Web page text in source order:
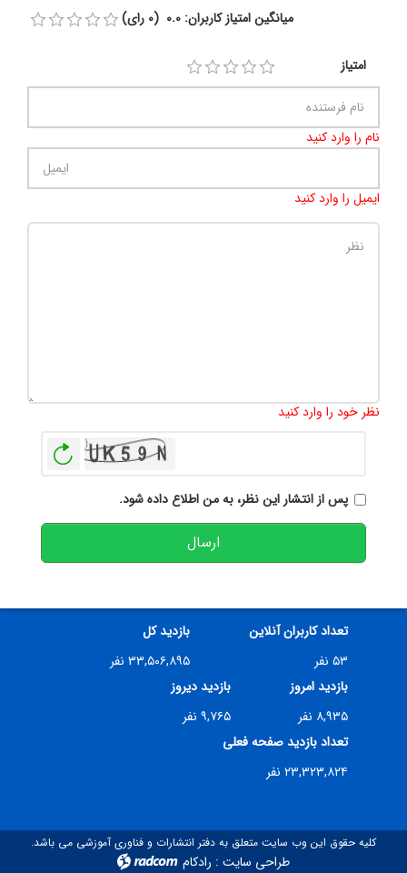
میانگین امتیاز کاربران: 0.0 (0 رای)
امتیاز
نام را وارد کنید
ایمیل را وارد کنید
نظر خود را وارد کنید
پس از انتشار این نظر، به من اطلاع داده شود.
ارسال
تعداد کاربران آنلاین
۵۳ نفر
بازدید کل
۳۳,۵۰۶,۸۹۵ نفر
بازدید امروز
۸,۹۳۵ نفر
بازدید دیروز
۹,۷۶۵ نفر
تعداد بازدید صفحه فعلی
۲۳,۳۲۳,۸۲۴ نفر
کلیه حقوق این وب سایت متعلق به دفتر انتشارات و فناوری آموزشی می باشد.
طراحی سایت : رادکام radcom